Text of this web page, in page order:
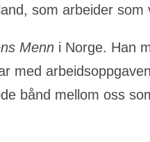
som arbeider som
Menn i Norge. Han
med
bånd mellom oss